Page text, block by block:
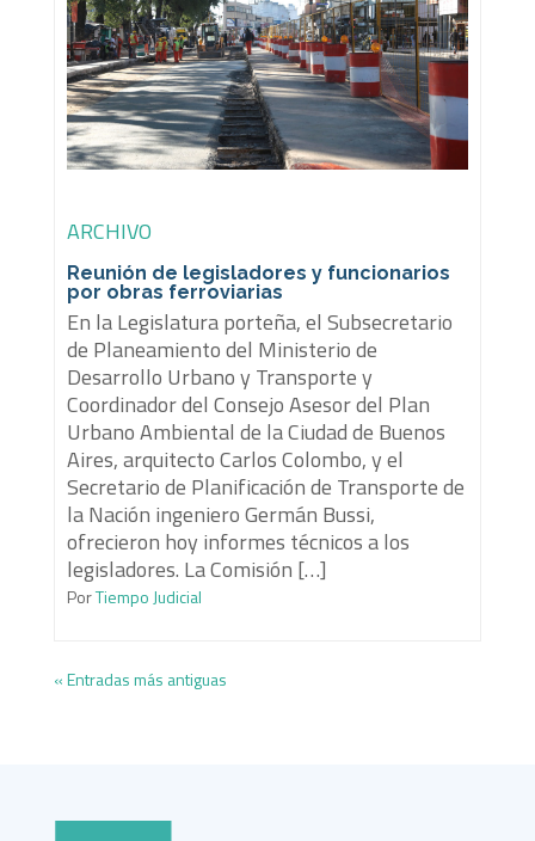
ARCHIVO
Reunión de legisladores y funcionarios
por obras ferroviarias
En la Legislatura porteña, el Subsecretario
de Planeamiento del Ministerio de
Desarrollo Urbano y Transporte y
Coordinador del Consejo Asesor del Plan
Urbano Ambiental de la Ciudad de Buenos
Aires, arquitecto Carlos Colombo, y el
Secretario de Planificación de Transporte de
la Nación ingeniero Germán Bussi,
ofrecieron hoy informes técnicos a los
legisladores. La Comisión […]
PorTiempo Judicial
« Entradas más antiguas